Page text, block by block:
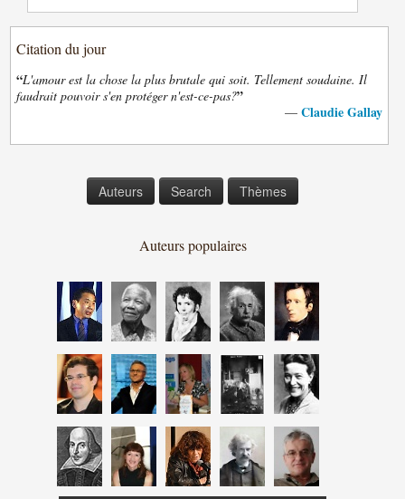
Citation du jour
“L'amour est la chose la plus brutale qui soit. Tellement soudaine. Il
faudrait pouvoir s'en protéger n'est-ce-pas?”
— Claudie Gallay
Auteurs Search Thèmes
Auteurs populaires